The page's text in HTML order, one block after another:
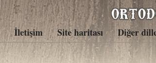
İletişim Site haritası Diğer